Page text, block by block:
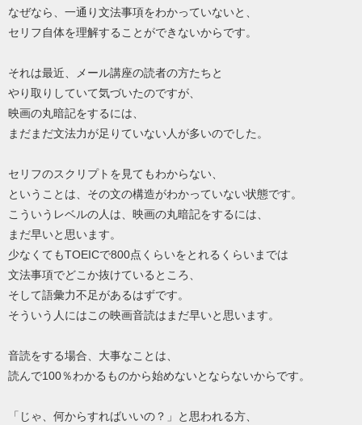
なぜなら、一通り文法事項をわかっていないと、
セリフ自体を理解することができないからです。
それは最近、メール講座の読者の方たちと
やり取りしていて気づいたのですが、
映画の丸暗記をするには、
まだまだ文法力が足りていない人が多いのでした。
セリフのスクリプトを見てもわからない、
ということは、その文の構造がわかっていない状態です。
こういうレベルの人は、映画の丸暗記をするには、
まだ早いと思います。
少なくてもTOEICで800点くらいをとれるくらいまでは
文法事項でどこか抜けているところ、
そして語彙力不足があるはずです。
そういう人にはこの映画音読はまだ早いと思います。
音読をする場合、大事なことは、
読んで100％わかるものから始めないとならないからです。
「じゃ、何からすればいいの？」と思われる方、